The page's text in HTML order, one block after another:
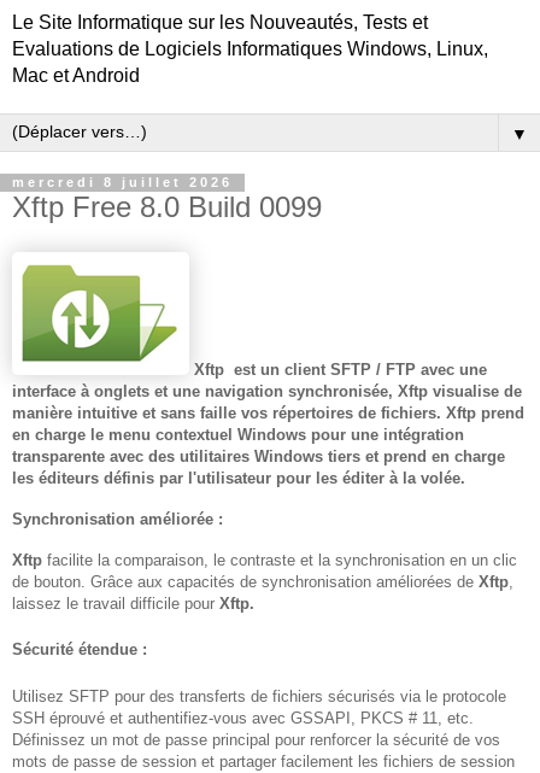
Le Site Informatique sur les Nouveautés, Tests et
Evaluations de Logiciels Informatiques Windows, Linux,
Mac et Android
▼
mercredi 8 juillet 2026
Xftp Free 8.0 Build 0099
Xftp est un client SFTP / FTP avec une
interface à onglets et une navigation synchronisée, Xftp visualise de
manière intuitive et sans faille vos répertoires de fichiers. Xftp prend
en charge le menu contextuel Windows pour une intégration
transparente avec des utilitaires Windows tiers et prend en charge
les éditeurs définis par l'utilisateur pour les éditer à la volée.
Synchronisation améliorée :
Xftp facilite la comparaison, le contraste et la synchronisation en un clic
de bouton. Grâce aux capacités de synchronisation améliorées de Xftp,
laissez le travail difficile pour Xftp.
Sécurité étendue :
Utilisez SFTP pour des transferts de fichiers sécurisés via le protocole
SSH éprouvé et authentifiez-vous avec GSSAPI, PKCS # 11, etc.
Définissez un mot de passe principal pour renforcer la sécurité de vos
mots de passe de session et partager facilement les fichiers de session